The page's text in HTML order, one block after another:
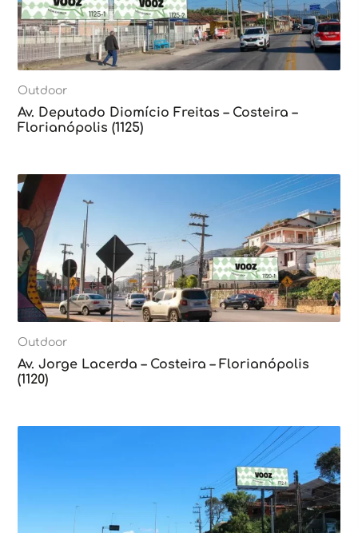
Outdoor
Av. Deputado Diomício Freitas – Costeira –
Florianópolis (1125)
Outdoor
Av. Jorge Lacerda – Costeira – Florianópolis
(1120)